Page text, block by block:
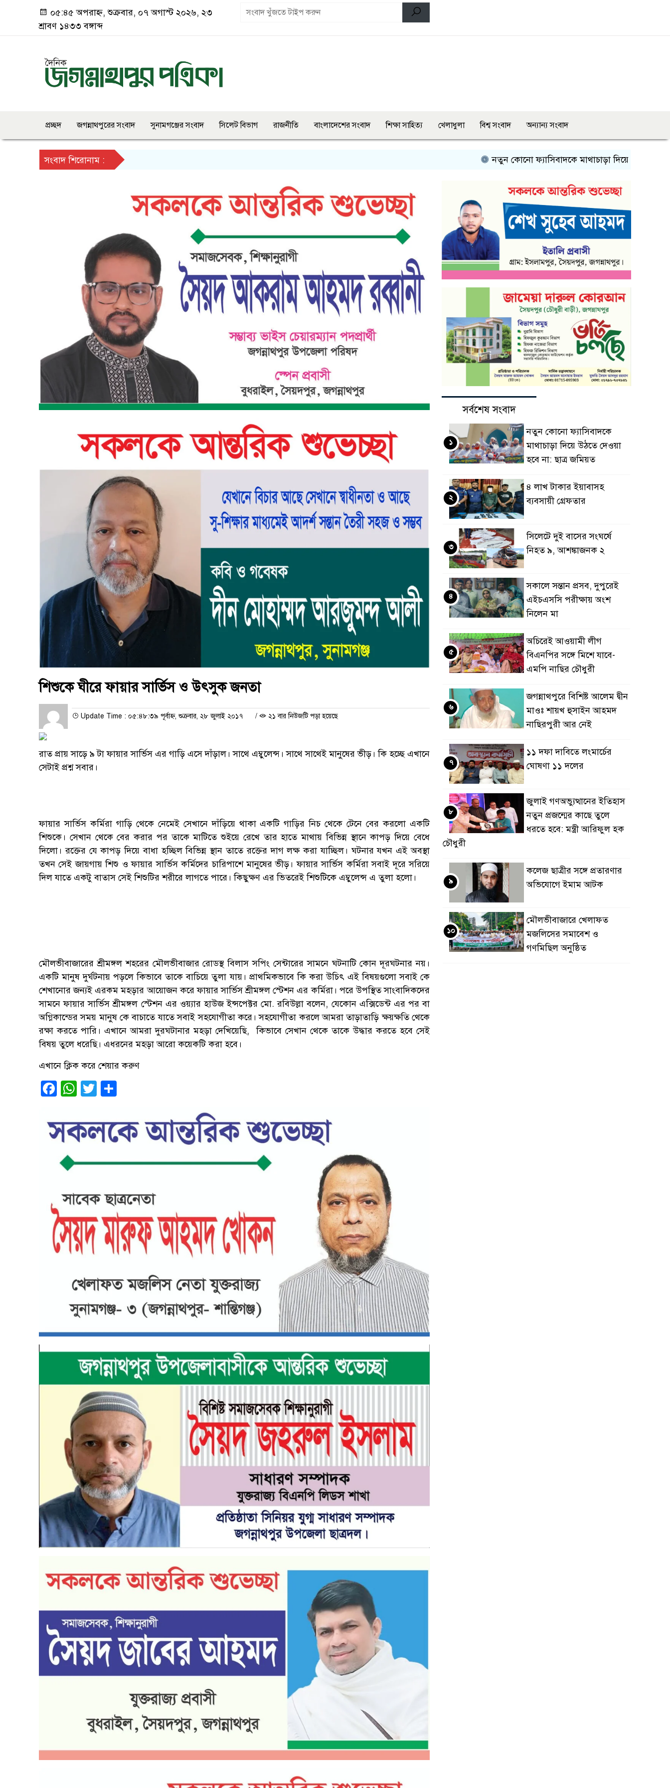
০৫:৪৫ অপরাহ্ন, শুক্রবার, ০৭ অগাস্ট ২০২৬, ২৩
শ্রাবণ ১৪৩৩ বঙ্গাব্দ
প্রচ্ছদ জগন্নাথপুরের সংবাদ সুনামগঞ্জের সংবাদ সিলেট বিভাগ রাজনীতি বাংলাদেশের সংবাদ শিক্ষা সাহিত্য খেলাধুলা বিশ্ব সংবাদ অন্যান্য সংবাদ
সংবাদ শিরোনাম : নতুন কোনো ফ্যাসিবাদকে মাথাচাড়া দিয়ে উঠতে দেওয়া হবে না:
শিশুকে ঘীরে ফায়ার সার্ভিস ও উৎসুক জনতা
Update Time : ০৫:৪৮:৩৯ পূর্বাহ্ন, শুক্রবার, ২৮ জুলাই ২০১৭ / ২১ বার নিউজটি পড়া হয়েছে
রাত প্রায় সাড়ে ৯ টা ফায়ার সার্ভিস এর গাড়ি এসে দাঁড়াল। সাথে এম্বুলেন্স। সাথে সাথেই মানুষের ভীড়। কি হচ্ছে এখানে
সেটাই প্রশ্ন সবার।
ফায়ার সার্ভিস কর্মিরা গাড়ি থেকে নেমেই সেখানে দাঁড়িয়ে থাকা একটি গাড়ির নিচ থেকে টেনে বের করলো একটি
শিশুকে। সেখান থেকে বের করার পর তাকে মাটিতে শুইয়ে রেখে তার হাতে মাথায় বিভিন্ন স্থানে কাপড় দিয়ে বেধে
দিলো। রক্তের যে কাপড় দিয়ে বাধা হচ্ছিল বিভিন্ন স্থান তাতে রক্তের দাগ লক্ষ করা যাচ্ছিল। ঘটনার যখন এই অবস্থা
তখন সেই জায়গায় শিশু ও ফায়ার সার্ভিস কর্মিদের চারিপাশে মানুষের ভীড়। ফায়ার সার্ভিস কর্মিরা সবাই দূরে সরিয়ে
দিল যাতে একটু বাতাস সেই শিশুটির শরীরে লাগতে পারে। কিছুক্ষণ এর ভিতরেই শিশুটিকে এম্বুলেন্স এ তুলা হলো।
মৌলভীবাজারের শ্রীমঙ্গল শহরের মৌলভীবাজার রোডস্থ বিলাস সপিং সেন্টারের সামনে ঘটনাটি কোন দূরঘটনার নয়।
একটি মানুষ দুর্ঘটনায় পড়লে কিভাবে তাকে বাচিয়ে তুলা যায়। প্রাথমিকভাবে কি করা উচিৎ এই বিষয়গুলো সবাই কে
শেখানোর জন্যই এরকম মহড়ার আয়োজন করে ফায়ার সার্ভিস শ্রীমঙ্গল স্টেশন এর কর্মিরা। পরে উপস্থিত সাংবাদিকদের
সামনে ফায়ার সার্ভিস শ্রীমঙ্গল স্টেশন এর ওয়্যার হাউজ ইন্সপেক্টর মো. রবিউল্লা বলেন, যেকোন এক্সিডেন্ট এর পর বা
অগ্নিকান্ডের সময় মানুষ কে বাচাতে যাতে সবাই সহযোগীতা করে। সহযোগীতা করলে আমরা তাড়াতাড়ি ক্ষয়ক্ষতি থেকে
রক্ষা করতে পারি। এখানে আমরা দুরঘটানার মহড়া দেখিয়েছি, কিভাবে সেখান থেকে তাকে উদ্ধার করতে হবে সেই
বিষয় তুলে ধরেছি। এধরনের মহড়া আরো কয়েকটি করা হবে।
এখানে ক্লিক করে শেয়ার করুণ
Facebook
WhatsApp
Twitter
সর্বশেষ সংবাদ
নতুন কোনো ফ্যাসিবাদকে
মাথাচাড়া দিয়ে উঠতে দেওয়া
হবে না: ছাত্র জমিয়ত
১
৪ লাখ টাকার ইয়াবাসহ
ব্যবসায়ী গ্রেফতার
২
সিলেটে দুই বাসের সংঘর্ষে
নিহত ৯, আশঙ্কাজনক ২
৩
সকালে সন্তান প্রসব, দুপুরেই
এইচএসসি পরীক্ষায় অংশ
নিলেন মা
৪
অচিরেই আওয়ামী লীগ
বিএনপির সঙ্গে মিশে যাবে-
এমপি নাছির চৌধুরী
৫
জগন্নাথপুরে বিশিষ্ট আলেম দ্বীন
মাওঃ শায়খ হুসাইন আহমদ
নাছিরপুরী আর নেই
৬
১১ দফা দাবিতে লংমার্চের
ঘোষণা ১১ দলের
৭
জুলাই গণঅভ্যুত্থানের ইতিহাস
নতুন প্রজন্মের কাছে তুলে
ধরতে হবে: মন্ত্রী আরিফুল হক
চৌধুরী
৮
কলেজ ছাত্রীর সঙ্গে প্রতারণার
অভিযোগে ইমাম আটক
৯
মৌলভীবাজারে খেলাফত
মজলিসের সমাবেশ ও
গণমিছিল অনুষ্ঠিত
১০